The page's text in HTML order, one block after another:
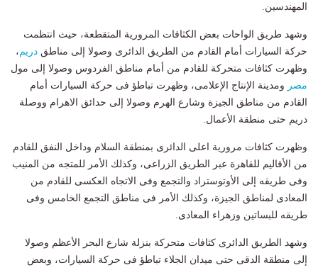
المهندسين.
وشهد طريق الواحات بعض الكثافات المرورية المتقطعة، حيث انتظمت
حركة السيارات أمام القادم من الطريق الدائرى وصولا إلى مناطق دريم ،
وظهرت كثافات متحركة للقادم من أمام مناطق الفردوس وصولا إلى مول
مصر ومدينة الإنتاج الإعلامى، وظهرت تباطؤ فى حركة السيارات أمام
القادم من مناطق الجيزة وشارع الهرم وصولا إلى حدائق الاهرام ووصلة
دريم حتى منطقة الأعمال.
وظهرت كثافات مرورية اعلى الدائرى بمنطقة السلام وداخل النفق للقادم
من الأقاليم للقاهرة عبر الطريق الزراعى، وكذلك الأمر للمتجه من المنيب
وفى طريقه إلى الأوتوستراد والتجمع وفى الاتجاه العكسى للقادم من
المعادى لمناطق الجيزة، وكذلك الأمر فى مناطق التجمع الخامس وفى
طريقه للبساتين وزهراء المعادى.
وشهد الطريق الدائرى كثافات متحركة بنزلة شارع البحر الأعظم وصولا
إلى منطقة الدقى حتى ميدان الجلاء تباطؤ فى حركة السيارات، وبعض